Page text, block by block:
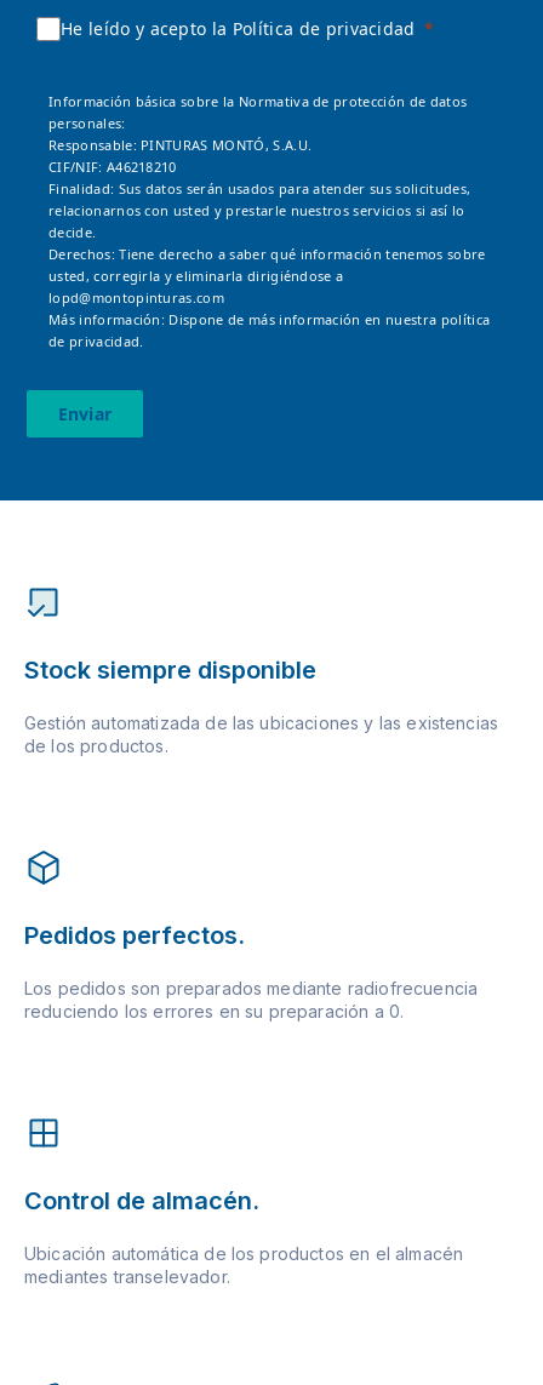
He leído y acepto la Política de privacidad
Información básica sobre la Normativa de protección de datos
personales:
Responsable: PINTURAS MONTÓ, S.A.U.
CIF/NIF: A46218210
Finalidad: Sus datos serán usados para atender sus solicitudes,
relacionarnos con usted y prestarle nuestros servicios si así lo
decide.
Derechos: Tiene derecho a saber qué información tenemos sobre
usted, corregirla y eliminarla dirigiéndose a
lopd@montopinturas.com
Más información: Dispone de más información en nuestra política
de privacidad.
Enviar
Stock siempre disponible
Gestión automatizada de las ubicaciones y las existencias
de los productos.
Pedidos perfectos.
Los pedidos son preparados mediante radiofrecuencia
reduciendo los errores en su preparación a 0.
Control de almacén.
Ubicación automática de los productos en el almacén
mediantes transelevador.